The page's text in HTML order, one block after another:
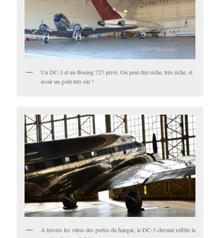
Un DC-3 et un Boeing 727 privé. On peut être riche, très riche, et
avoir un goût très sûr !
A travers les vitres des portes du hangar, le DC-3 chromé reflète la